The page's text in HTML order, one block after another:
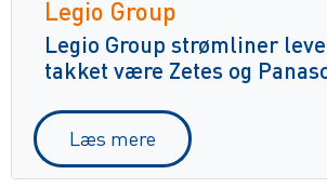
Legio Group
Legio Group strømliner
takket være Zetes og
Læs mere